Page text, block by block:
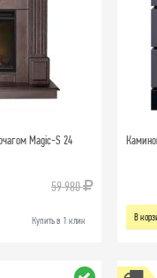
Magic-S 24
59 980
Купить в 1 клик В